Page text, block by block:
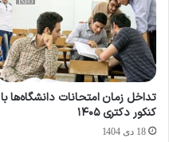
تداخل زمان امتحانات دانشگاه‌ها با
کنکور دکتری ۱۴۰۵
18 دی 1404